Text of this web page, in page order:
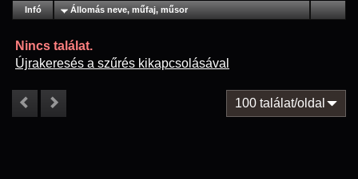
Infó Lejátszás
Állomás neve, műfaj, műsor
Nincs találat.
Újrakeresés a szűrés kikapcsolásával
100 találat/oldal